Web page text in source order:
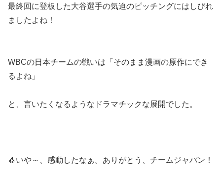
最終回に登板した大谷選手の気迫のピッチングにはしびれ
ましたよね！
WBCの日本チームの戦いは「そのまま漫画の原作にでき
るよね」
と、言いたくなるようなドラマチックな展開でした。
🐧いや～、感動したなぁ。ありがとう、チームジャパン！